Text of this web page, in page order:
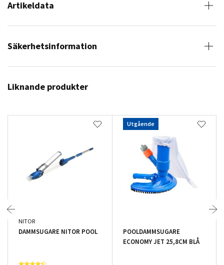
Artikeldata
Säkerhetsinformation
Liknande produkter
NITOR
DAMMSUGARE NITOR POOL
Utgående
POOLDAMMSUGARE
ECONOMY JET 25,8CM BLÅ